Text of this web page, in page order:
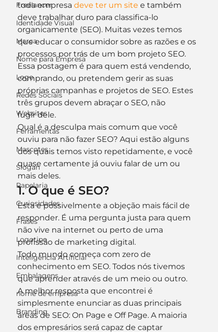
Freelancer
Identidade Visual
Marca
Nome para Empresa
Logo
Redes Sociais
Websites
Ferramentas
Mascotes
Slogan
Papelaria
Curiosidades
Frases
Logotipo
Inteligência Artificial
Embalagens
nome de empresa
Branding
toda empresa deve ter um site e também
deve trabalhar duro para classifica-lo
organicamente (SEO). Muitas vezes temos
que educar o consumidor sobre as razões e os
processos por trás de um bom projeto SEO.
Essa postagem é para quem está vendendo,
comprando, ou pretendem gerir as suas
próprias campanhas e projetos de SEO. Estes
três grupos devem abraçar o SEO, não
fugir dele.
Qual é a desculpa mais comum que você
ouviu para não fazer SEO? Aqui estão alguns
dos quais temos visto repetidamente, e você
quase certamente já ouviu falar de um ou
mais deles.
1. O que é SEO?
Esta é possivelmente a objeção mais fácil de
responder. É uma pergunta justa para quem
não vive na internet ou perto de uma
profissão de marketing digital.
Todo mundo começa com zero de
conhecimento em SEO. Todos nós tivemos
que aprender através de um meio ou outro.
A melhor resposta que encontrei é
simplesmente enunciar as duas principais
áreas de SEO: On Page e Off Page. A maioria
dos empresários será capaz de captar